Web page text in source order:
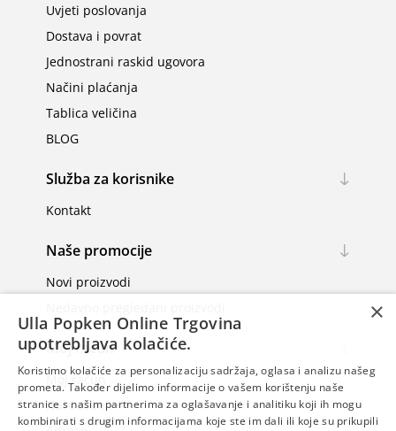
Uvjeti poslovanja
Dostava i povrat
Jednostrani raskid ugovora
Načini plaćanja
Tablica veličina
BLOG
Služba za korisnike
Kontakt
Naše promocije
Novi proizvodi
Moj račun
Moj račun
Narudžbe
×
Ulla Popken Online Trgovina
upotrebljava kolačiće.
Koristimo kolačiće za personalizaciju sadržaja, oglasa i analizu našeg
prometa. Također dijelimo informacije o vašem korištenju naše
stranice s našim partnerima za oglašavanje i analitiku koji ih mogu
kombinirati s drugim informacijama koje ste im dali ili koje su prikupili